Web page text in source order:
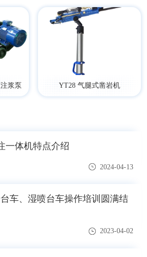
浆泵 YT28 气腿式凿岩机
一体机特点介绍
2024-04-13
车、湿喷台车操作培训圆满结
2023-04-02